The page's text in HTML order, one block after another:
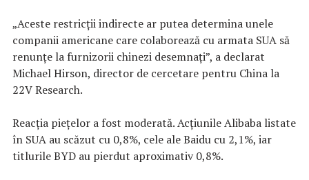
„Aceste restricții indirecte ar putea determina unele
companii americane care colaborează cu armata SUA să
renunțe la furnizorii chinezi desemnați”, a declarat
Michael Hirson, director de cercetare pentru China la
22V Research.
Reacția piețelor a fost moderată. Acțiunile Alibaba listate
în SUA au scăzut cu 0,8%, cele ale Baidu cu 2,1%, iar
titlurile BYD au pierdut aproximativ 0,8%.